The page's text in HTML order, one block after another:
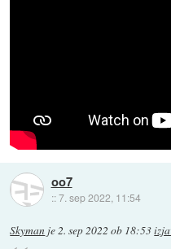
oo7
::7. sep 2022, 11:54
Skyman je2. sep 2022 ob 18:53